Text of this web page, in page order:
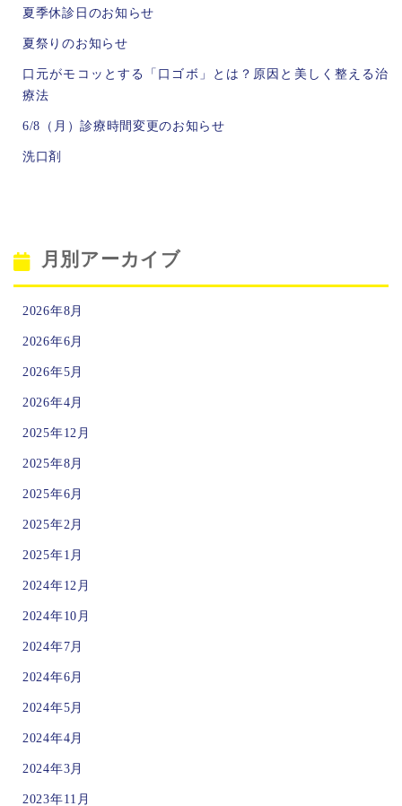
夏季休診日のお知らせ
夏祭りのお知らせ
口元がモコッとする「口ゴボ」とは？原因と美しく整える治
療法
6/8（月）診療時間変更のお知らせ
洗口剤
月別アーカイブ
2026年8月
2026年6月
2026年5月
2026年4月
2025年12月
2025年8月
2025年6月
2025年2月
2025年1月
2024年12月
2024年10月
2024年7月
2024年6月
2024年5月
2024年4月
2024年3月
2023年11月